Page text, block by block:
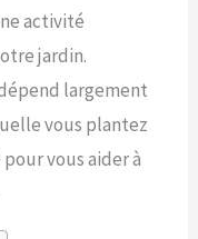
activité
jardin.
largement
vous plantez
vous aider à